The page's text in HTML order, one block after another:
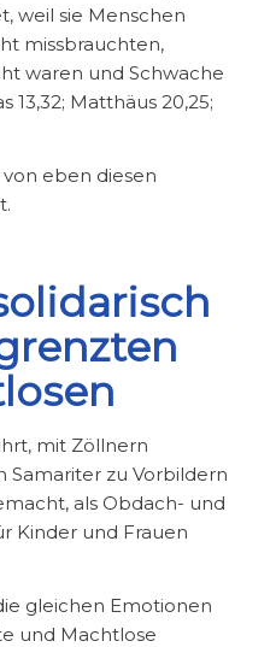
weil sie Menschen
missbrauchten,
waren und Schwache
13,32; Matthäus 20,25;
eben diesen
mit Zöllnern
Samariter zu Vorbildern
als Obdach- und
Kinder und Frauen
gleichen Emotionen
und Machtlose